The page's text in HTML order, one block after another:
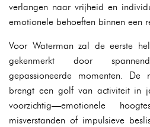
verlangen naar vrijheid en
emotionele behoeften binnen een
Voor Waterman zal de eerste
gekenmerkt door
gepassioneerde momenten.
brengt een golf van activiteit in
voorzichtig—emotionele
misverstanden of impulsieve